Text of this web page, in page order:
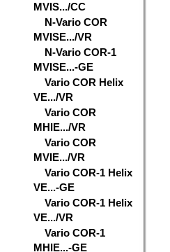
MVIS.../CC
N-Vario COR
MVISE.../VR
N-Vario COR-1
MVISE...-GE
Vario COR Helix
VE.../VR
Vario COR
MHIE.../VR
Vario COR
MVIE.../VR
Vario COR-1 Helix
VE...-GE
Vario COR-1 Helix
VE.../VR
Vario COR-1
MHIE...-GE